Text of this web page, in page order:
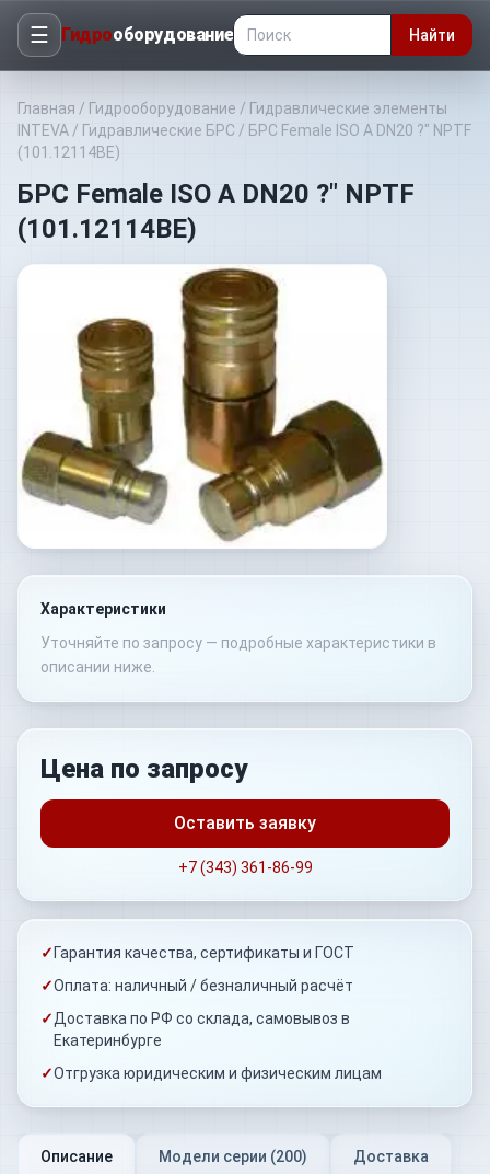
☰ Гидрооборудование Найти
Главная / Гидрооборудование / Гидравлические элементы
INTEVA / Гидравлические БРС / БРС Female ISO A DN20 ?" NPTF
(101.12114BE)
БРС Female ISO A DN20 ?" NPTF
(101.12114BE)
Характеристики
Уточняйте по запросу — подробные характеристики в
описании ниже.
Цена по запросу
Оставить заявку
+7 (343) 361-86-99
✓ Гарантия качества, сертификаты и ГОСТ
✓Оплата: наличный / безналичный расчёт
✓Доставка по РФ со склада, самовывоз в
Екатеринбурге
✓Отгрузка юридическим и физическим лицам
Описание Модели серии (200) Доставка